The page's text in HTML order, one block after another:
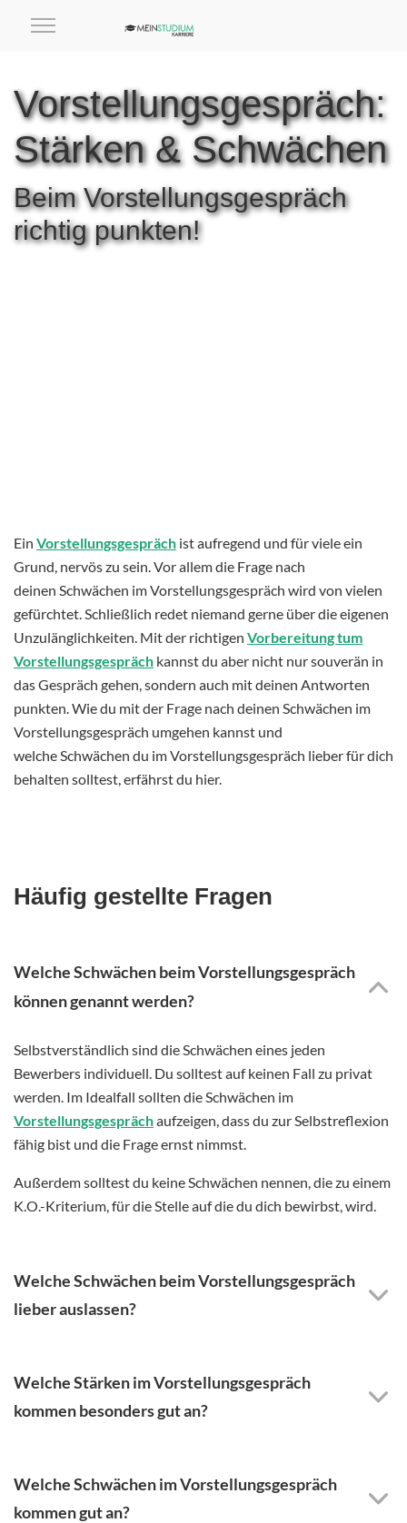
Vorstellungsgespräch:
Stärken & Schwächen
Beim Vorstellungsgespräch
richtig punkten!
Ein Vorstellungsgespräch ist aufregend und für viele ein
Grund, nervös zu sein. Vor allem die Frage nach
deinen Schwächen im Vorstellungsgespräch wird von vielen
gefürchtet. Schließlich redet niemand gerne über die eigenen
Unzulänglichkeiten. Mit der richtigen Vorbereitung tum
Vorstellungsgespräch kannst du aber nicht nur souverän in
das Gespräch gehen, sondern auch mit deinen Antworten
punkten. Wie du mit der Frage nach deinen Schwächen im
Vorstellungsgespräch umgehen kannst und
welche Schwächen du im Vorstellungsgespräch lieber für dich
behalten solltest, erfährst du hier.
Häufig gestellte Fragen
Welche Schwächen beim Vorstellungsgespräch
können genannt werden?
Selbstverständlich sind die Schwächen eines jeden
Bewerbers individuell. Du solltest auf keinen Fall zu privat
werden. Im Idealfall sollten die Schwächen im
Vorstellungsgesprächaufzeigen, dass du zur Selbstreflexion
fähig bist und die Frage ernst nimmst.
Außerdem solltest du keine Schwächen nennen, die zu einem
K.O.-Kriterium, für die Stelle auf die du dich bewirbst, wird.
Welche Schwächen beim Vorstellungsgespräch
lieber auslassen?
Welche Stärken im Vorstellungsgespräch
kommen besonders gut an?
Welche Schwächen im Vorstellungsgespräch
kommen gut an?